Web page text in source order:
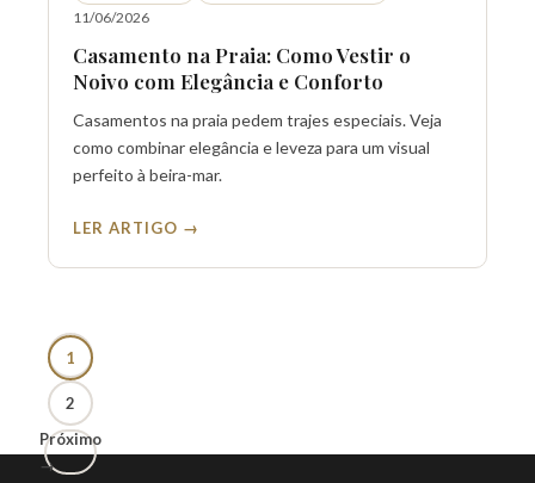
11/06/2026
Casamento na Praia: Como Vestir o
Noivo com Elegância e Conforto
Casamentos na praia pedem trajes especiais. Veja
como combinar elegância e leveza para um visual
perfeito à beira-mar.
LER ARTIGO →
1
2
Próximo
→